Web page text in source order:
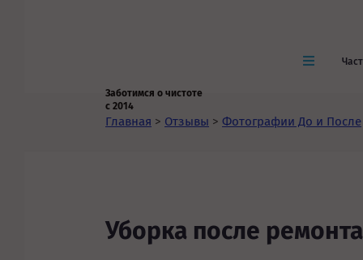
Заботимся о чистоте
с 2014
Главная > Отзывы > Фотографии До и После
Уборка после ремонта